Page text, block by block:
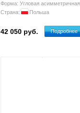
Форма: Угловая асимметричная
Страна:
Польша
42 050 руб. Подробнее